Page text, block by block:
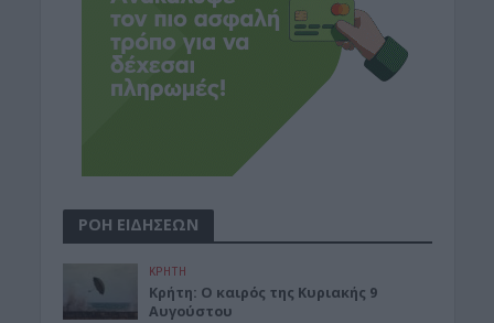
ΡΟΗ ΕΙΔΗΣΕΩΝ
ΚΡΗΤΗ
Κρήτη: Ο καιρός της Κυριακής 9
Αυγούστου